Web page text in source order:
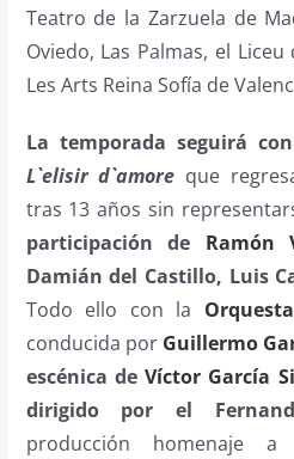
Teatro de la Zarzuela de
Oviedo, Las Palmas, el
Les Arts Reina Sofía de
La temporada seguirá
L`elisir d`amore que
tras 13 años sin
participación de Ramón
Damián del Castillo, Luis
Todo ello con la
conducida por Guillermo
escénica deVíctor García
dirigido por el
producción homenaje